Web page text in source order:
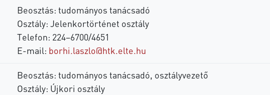
Beosztás: tudományos tanácsadó
Osztály: Jelenkortörténet osztály
Telefon: 224–6700/4651
E-mail: borhi.laszlo@htk.elte.hu
Beosztás: tudományos tanácsadó, osztályvezető
Osztály: Újkori osztály